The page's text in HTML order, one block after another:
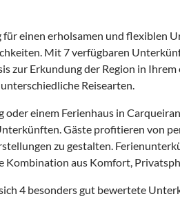
einen erholsamen und flexiblen
Mit 7 verfügbaren
zur Erkundung der Region in
Reisearten.
einem Ferienhaus in
Gäste profitieren von
zu gestalten.
Kombination aus Komfort,
4 besonders gut bewertete